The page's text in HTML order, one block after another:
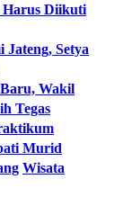
Harus Diikuti
Setya
Wakil
Tegas
Murid
Wisata